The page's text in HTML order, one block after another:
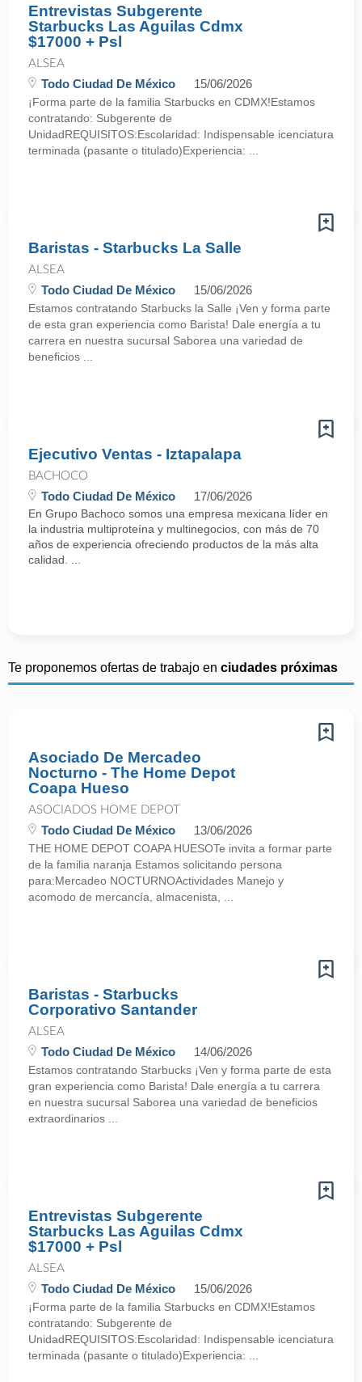
Entrevistas Subgerente
Starbucks Las Aguilas Cdmx
$17000 + Psl
ALSEA
Todo Ciudad De México 15/06/2026
¡Forma parte de la familia Starbucks en CDMX!Estamos
contratando: Subgerente de
UnidadREQUISITOS:Escolaridad: Indispensable icenciatura
terminada (pasante o titulado)Experiencia: ...
Baristas - Starbucks La Salle
ALSEA
Todo Ciudad De México 15/06/2026
Estamos contratando Starbucks la Salle ¡Ven y forma parte
de esta gran experiencia como Barista! Dale energía a tu
carrera en nuestra sucursal Saborea una variedad de
beneficios ...
Ejecutivo Ventas - Iztapalapa
BACHOCO
Todo Ciudad De México 17/06/2026
En Grupo Bachoco somos una empresa mexicana líder en
la industria multiproteína y multinegocios, con más de 70
años de experiencia ofreciendo productos de la más alta
calidad. ...
Te proponemos ofertas de trabajo en ciudades próximas
Asociado De Mercadeo
Nocturno - The Home Depot
Coapa Hueso
ASOCIADOS HOME DEPOT
Todo Ciudad De México 13/06/2026
THE HOME DEPOT COAPA HUESOTe invita a formar parte
de la familia naranja Estamos solicitando persona
para:Mercadeo NOCTURNOActividades Manejo y
acomodo de mercancía, almacenista, ...
Baristas - Starbucks
Corporativo Santander
ALSEA
Todo Ciudad De México 14/06/2026
Estamos contratando Starbucks ¡Ven y forma parte de esta
gran experiencia como Barista! Dale energía a tu carrera
en nuestra sucursal Saborea una variedad de beneficios
extraordinarios ...
Entrevistas Subgerente
Starbucks Las Aguilas Cdmx
$17000 + Psl
ALSEA
Todo Ciudad De México 15/06/2026
¡Forma parte de la familia Starbucks en CDMX!Estamos
contratando: Subgerente de
UnidadREQUISITOS:Escolaridad: Indispensable icenciatura
terminada (pasante o titulado)Experiencia: ...